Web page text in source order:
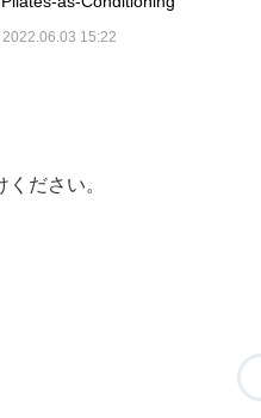
2022.06.03 15:22
ださい。